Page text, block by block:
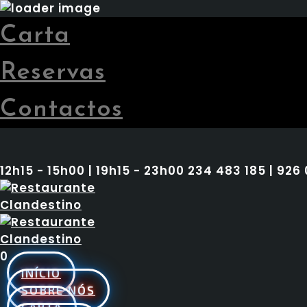
Carta
Reservas
Contactos
12h15 - 15h00 | 19h15 - 23h00 234 483 185 |
0
INÍCIO
SOBRE NÓS